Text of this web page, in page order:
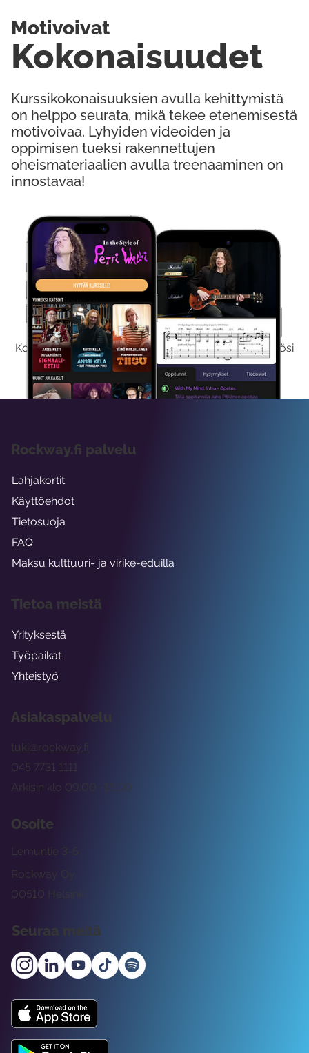
Kokeile Ilmaiseksi
Kokeilemalla ilmaiseksi saat koko sisältömme käyttöösi
viikon ajaksi.
Kurssikokonaisuuksien avulla kehittymistä
on helppo seurata, mikä tekee etenemisestä
motivoivaa. Lyhyiden videoiden ja
oppimisen tueksi rakennettujen
oheismateriaalien avulla treenaaminen on
innostavaa!
Kokonaisuudet
Motivoivat
Asiakaspalvelu
tuki@rockway.fi
Arkisin klo 09:00 -15:00
045 7731 1111
Osoite
Rockway Oy
Lemuntie 3-5
00510 Helsinki
Seuraa meitä
Rockway.fi palvelu
Lahjakortit
Käyttöehdot
Tietosuoja
FAQ
Maksu kulttuuri- ja virike-eduilla
Tietoa meistä
Yrityksestä
Työpaikat
Yhteistyö